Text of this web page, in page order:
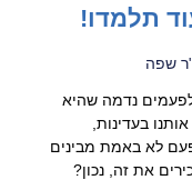
תלמדו!
שפה
נדמה שהיא
בעדינות,
פעם לא באמת מבינים
את זה, נכון?